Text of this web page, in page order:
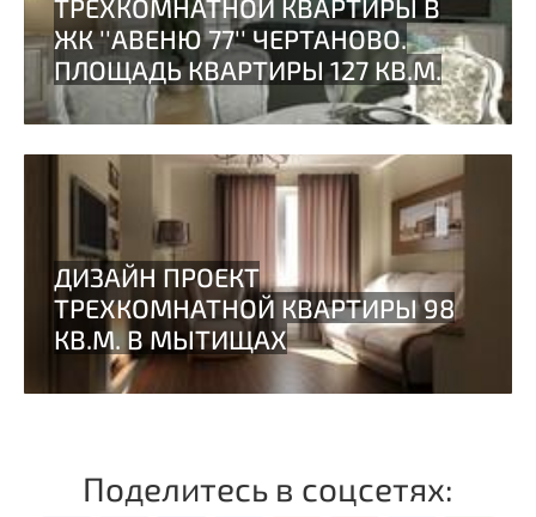
Поделитесь в соцсетях: